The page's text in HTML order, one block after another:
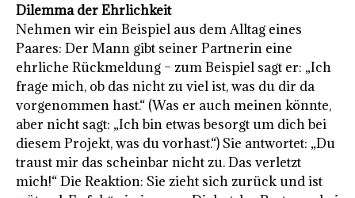
Dilemma der Ehrlichkeit
Nehmen wir ein Beispiel aus dem Alltag eines
Paares: Der Mann gibt seiner Partnerin eine
ehrliche Rückmeldung – zum Beispiel sagt er: „Ich
frage mich, ob das nicht zu viel ist, was du dir da
vorgenommen hast.“ (Was er auch meinen könnte,
aber nicht sagt: „Ich bin etwas besorgt um dich bei
diesem Projekt, was du vorhast.“) Sie antwortet: „Du
traust mir das scheinbar nicht zu. Das verletzt
mich!“ Die Reaktion: Sie zieht sich zurück und ist